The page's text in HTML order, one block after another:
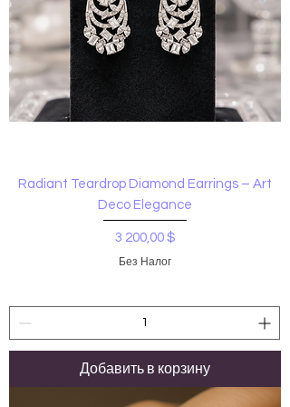
Radiant Teardrop Diamond Earrings – Art
Deco Elegance
Цена
3 200,00 $
Без Налог
Добавить в корзину